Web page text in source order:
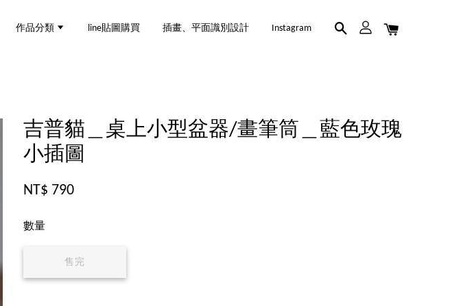
作品分類 line貼圖購買 插畫、平面識別設計 Instagram
吉普貓＿桌上小型盆器/畫筆筒＿藍色玫瑰
小插圖
NT$ 790
數量
售完